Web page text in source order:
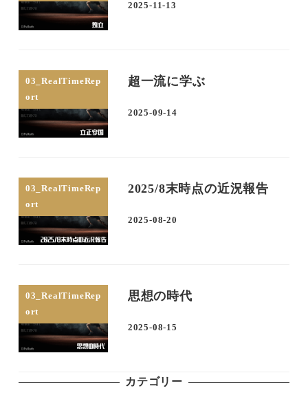
2025-11-13
03_RealTimeRep
ort
超一流に学ぶ
2025-09-14
03_RealTimeRep
ort
2025/8末時点の近況報告
2025-08-20
03_RealTimeRep
ort
思想の時代
2025-08-15
カテゴリー